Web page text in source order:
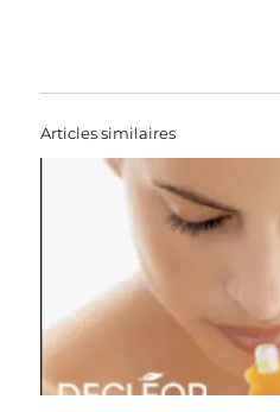
Articles similaires